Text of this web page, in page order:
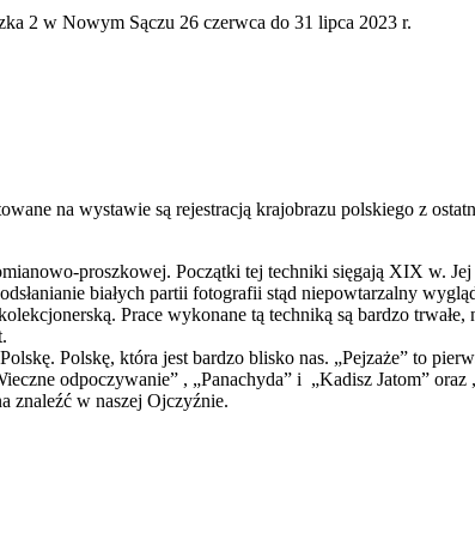
2 w Nowym Sączu 26 czerwca do 31 lipca 2023 r.
na wystawie są rejestracją krajobrazu polskiego z
proszkowej. Początki tej techniki sięgają XIX w.
białych partii fotografii stąd niepowtarzalny
Prace wykonane tą techniką są bardzo
Polskę, która jest bardzo blisko nas. „Pejzaże” to
odpoczywanie” , „Panachyda” i „Kadisz Jatom”
znaleźć w naszej Ojczyźnie.